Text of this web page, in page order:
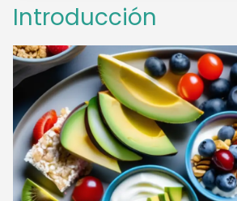
Introducción